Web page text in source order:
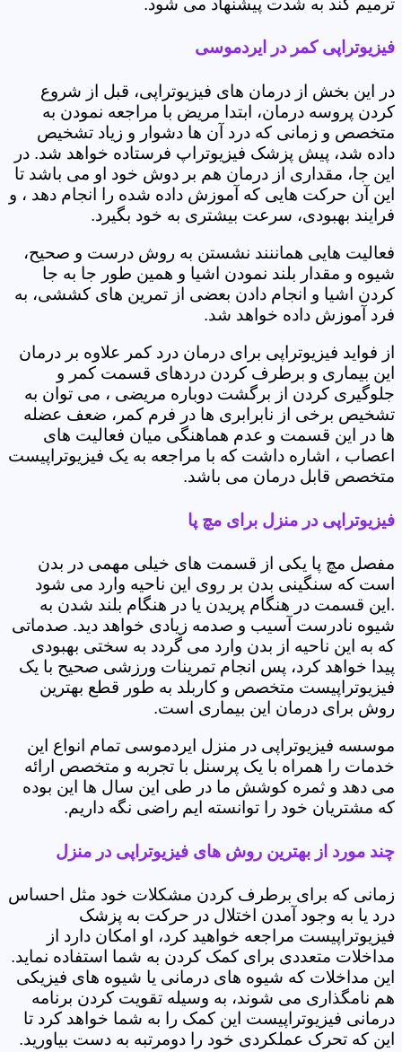
ترمیم کند به شدت پیشنهاد می شود.
فیزیوتراپی کمر در ایردموسی
در این بخش از درمان های فیزیوتراپی، قبل از شروع
کردن پروسه درمان، ابتدا مریض با مراجعه نمودن به
متخصص و زمانی که درد آن ها دشوار و زیاد تشخیص
داده شد، پیش پزشک فیزیوتراپ فرستاده خواهد شد. در
این جا، مقداری از درمان هم بر دوش خود او می باشد تا
این آن حرکت هایی که آموزش داده شده را انجام دهد ، و
فرایند بهبودی، سرعت بیشتری به خود بگیرد.
فعالیت هایی هماننند نشستن به روش درست و صحیح،
شیوه و مقدار بلند نمودن اشیا و همین طور جا به جا
کردن اشیا و انجام دادن بعضی از تمرین های کششی، به
فرد آموزش داده خواهد شد.
از فواید فیزیوتراپی برای درمان درد کمر علاوه بر درمان
این بیماری و برطرف کردن دردهای قسمت کمر و
جلوگیری کردن از برگشت دوباره مریضی ، می توان به
تشخیص برخی از نابرابری ها در فرم کمر، ضعف عضله
ها در این قسمت و عدم هماهنگی میان فعالیت های
اعصاب ، اشاره داشت که با مراجعه به یک فیزیوتراپیست
متخصص قابل درمان می باشد.
فیزیوتراپی در منزل برای مچ پا
مفصل مچ پا یکی از قسمت های خیلی مهمی در بدن
است که سنگینی بدن بر روی این ناحیه وارد می شود
.این قسمت در هنگام پریدن یا در هنگام بلند شدن به
شیوه نادرست آسیب و صدمه زیادی خواهد دید. صدماتی
که به این ناحیه از بدن وارد می گردد به سختی بهبودی
پیدا خواهد کرد، پس انجام تمرینات ورزشی صحیح با یک
فیزیوتراپیست متخصص و کاربلد به طور قطع بهترین
روش برای درمان این بیماری است.
موسسه فیزیوتراپی در منزل ایردموسی تمام انواع این
خدمات را همراه با یک پرسنل با تجربه و متخصص ارائه
می دهد و ثمره کوشش ما در طی این سال ها این بوده
که مشتریان خود را توانسته ایم راضی نگه داریم.
چند مورد از بهترین روش های فیزیوتراپی در منزل
زمانی که برای برطرف کردن مشکلات خود مثل احساس
درد یا به وجود آمدن اختلال در حرکت به پزشک
فیزیوتراپیست مراجعه خواهید کرد، او امکان دارد از
مداخلات متعددی برای کمک کردن به شما استفاده نماید.
این مداخلات که شیوه های درمانی یا شیوه های فیزیکی
هم نامگذاری می شوند، به وسیله تقویت کردن برنامه
درمانی فیزیوتراپیست این کمک را به شما خواهد کرد تا
این که تحرک عملکردی خود را دومرتبه به دست بیاورید.